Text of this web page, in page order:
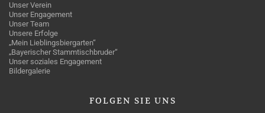
Unser Verein
Unser Engagement
Unser Team
Unsere Erfolge
„Mein Lieblingsbiergarten“
„Bayerischer Stammtischbruder“
Unser soziales Engagement
Bildergalerie
FOLGEN SIE UNS